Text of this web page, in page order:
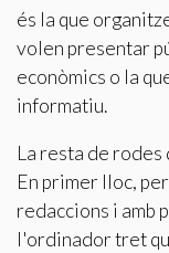
és la que
volen presentar
econòmics o la
informatiu.
La resta de rodes
En primer lloc,
redaccions i amb
l'ordinador tret